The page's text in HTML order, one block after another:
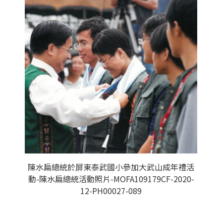
陳水扁總統於屏東泰武國小參加大武山成年禮活
動-陳水扁總統活動照片-MOFA109179CF-2020-
12-PH00027-089